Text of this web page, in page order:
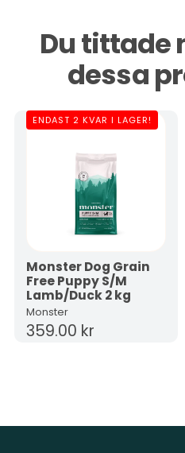
Du tittade
dessa
ENDAST 2 KVAR I LAGER!
Monster Dog Grain
Free Puppy S/M
Lamb/Duck 2 kg
Monster
359.00 kr